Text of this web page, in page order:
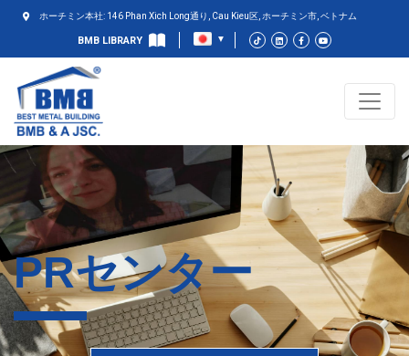
ホーチミン本社: 146 Phan Xich Long通り, Cau Kieu区, ホーチミン市, ベトナム
BMB LIBRARY
PRセンター